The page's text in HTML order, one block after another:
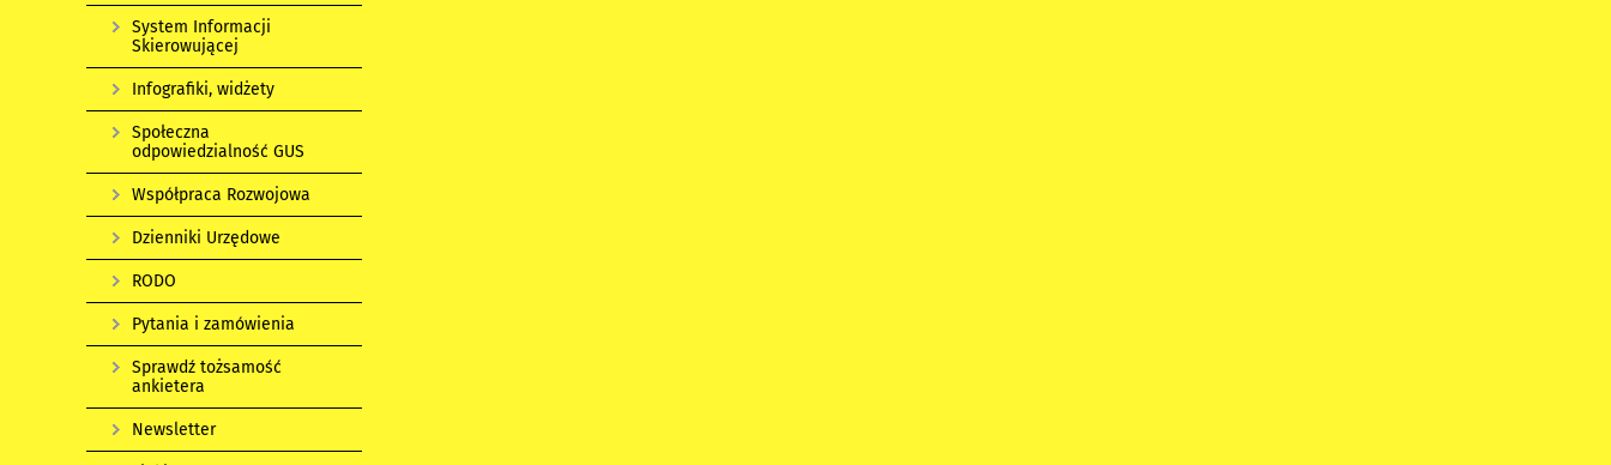
System Informacji
Skierowującej
Infografiki, widżety
Społeczna
odpowiedzialność GUS
Współpraca Rozwojowa
Dzienniki Urzędowe
RODO
Pytania i zamówienia
Sprawdź tożsamość
ankietera
Newsletter